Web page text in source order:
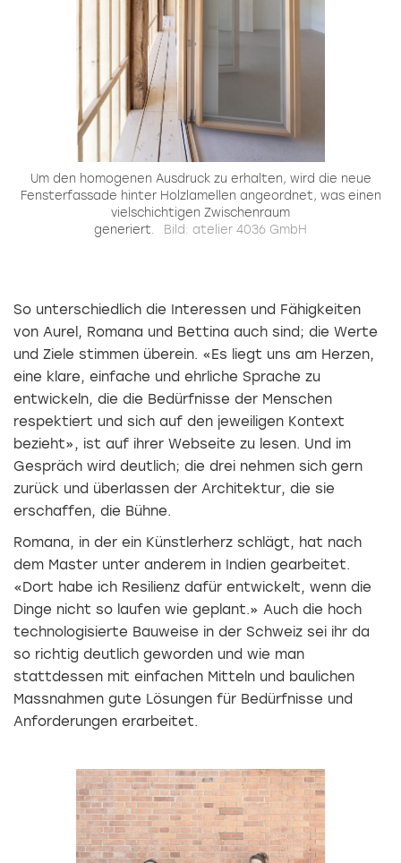
Um den homogenen Ausdruck zu erhalten, wird die neue
Fensterfassade hinter Holzlamellen angeordnet, was einen
vielschichtigen Zwischenraum
generiert.
Bild: atelier 4036 GmbH
So unterschiedlich die Interessen und Fähigkeiten
von Aurel, Romana und Bettina auch sind; die Werte
und Ziele stimmen überein. «Es liegt uns am Herzen,
eine klare, einfache und ehrliche Sprache zu
entwickeln, die die Bedürfnisse der Menschen
respektiert und sich auf den jeweiligen Kontext
bezieht», ist auf ihrer Webseite zu lesen. Und im
Gespräch wird deutlich; die drei nehmen sich gern
zurück und überlassen der Architektur, die sie
erschaffen, die Bühne.
Romana, in der ein Künstlerherz schlägt, hat nach
dem Master unter anderem in In­dien gearbeitet.
«Dort habe ich Resilienz dafür entwickelt, wenn die
Dinge nicht so laufen wie geplant.» Auch die hoch
technologisierte Bauweise in der Schweiz sei ihr da
so richtig deutlich geworden und wie man
stattdessen mit einfachen Mitteln und baulichen
Massnahmen gute Lösungen für Bedürfnisse und
Anforderungen erarbeitet.